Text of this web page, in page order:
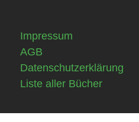
Impressum
AGB
Datenschutzerklärung
Liste aller Bücher